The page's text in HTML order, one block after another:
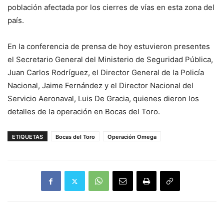
población afectada por los cierres de vías en esta zona del
país.
En la conferencia de prensa de hoy estuvieron presentes
el Secretario General del Ministerio de Seguridad Pública,
Juan Carlos Rodríguez, el Director General de la Policía
Nacional, Jaime Fernández y el Director Nacional del
Servicio Aeronaval, Luis De Gracia, quienes dieron los
detalles de la operación en Bocas del Toro.
ETIQUETAS Bocas del Toro Operación Omega